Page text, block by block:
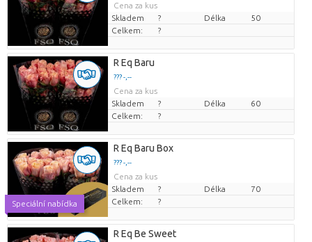
Cena za kus
Skladem
? Délka
50
Celkem:
?
R Eq Baru
??? -,--
Cena za kus
Skladem
? Délka
60
Celkem:
?
Speciální nabídka
R Eq Baru Box
??? -,--
Cena za kus
Skladem
? Délka
70
Celkem:
?
R Eq Be Sweet